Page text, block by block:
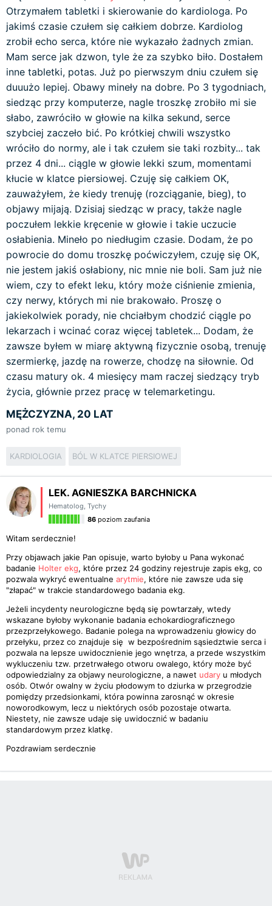
Otrzymałem tabletki i skierowanie do kardiologa. Po
jakimś czasie czułem się całkiem dobrze. Kardiolog
zrobił echo serca, które nie wykazało żadnych zmian.
Mam serce jak dzwon, tyle że za szybko biło. Dostałem
inne tabletki, potas. Już po pierwszym dniu czułem się
duuużo lepiej. Obawy mineły na dobre. Po 3 tygodniach,
siedząc przy komputerze, nagle troszkę zrobiło mi sie
słabo, zawróciło w głowie na kilka sekund, serce
szybciej zaczeło bić. Po krótkiej chwili wszystko
wróciło do normy, ale i tak czułem sie taki rozbity... tak
przez 4 dni... ciągle w głowie lekki szum, momentami
kłucie w klatce piersiowej. Czuję się całkiem OK,
zauważyłem, że kiedy trenuję (rozciąganie, bieg), to
objawy mijają. Dzisiaj siedząc w pracy, także nagle
poczułem lekkie kręcenie w głowie i takie uczucie
osłabienia. Mineło po niedługim czasie. Dodam, że po
powrocie do domu troszkę poćwiczyłem, czuję się OK,
nie jestem jakiś osłabiony, nic mnie nie boli. Sam już nie
wiem, czy to efekt leku, który może ciśnienie zmienia,
czy nerwy, których mi nie brakowało. Proszę o
jakiekolwiek porady, nie chciałbym chodzić ciągle po
lekarzach i wcinać coraz więcej tabletek... Dodam, że
zawsze byłem w miarę aktywną fizycznie osobą, trenuję
szermierkę, jazdę na rowerze, chodzę na siłownie. Od
czasu matury ok. 4 miesięcy mam raczej siedzący tryb
życia, głównie przez pracę w telemarketingu.
MĘŻCZYZNA, 20 LAT
ponad rok temu
KARDIOLOGIA BÓL W KLATCE PIERSIOWEJ
LEK. AGNIESZKA BARCHNICKA
Hematolog, Tychy
86 poziom zaufania
Witam serdecznie!
Przy objawach jakie Pan opisuje, warto byłoby u Pana wykonać
badanie Holter ekg, które przez 24 godziny rejestruje zapis ekg, co
pozwala wykryć ewentualne arytmie, które nie zawsze uda się
"złapać" w trakcie standardowego badania ekg.
Jeżeli incydenty neurologiczne będą się powtarzały, wtedy
wskazane byłoby wykonanie badania echokardiograficznego
przezprzełykowego. Badanie polega na wprowadzeniu głowicy do
przełyku, przez co znajduje się w bezpośrednim sąsiedztwie serca i
pozwala na lepsze uwidocznienie jego wnętrza, a przede wszystkim
wykluczeniu tzw. przetrwałego otworu owalego, który może być
odpowiedzialny za objawy neurologiczne, a nawet udary u młodych
osób. Otwór owalny w życiu płodowym to dziurka w przegrodzie
pomiędzy przedsionkami, która powinna zarosnąć w okresie
noworodkowym, lecz u niektórych osób pozostaje otwarta.
Niestety, nie zawsze udaje się uwidocznić w badaniu
standardowym przez klatkę.
Pozdrawiam serdecznie